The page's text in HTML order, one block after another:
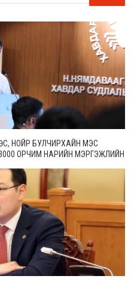
НОЙР БУЛЧИРХАЙН МЭС
ОРЧИМ НАРИЙН МЭРГЭЖЛИЙН